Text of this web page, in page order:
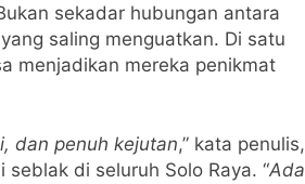
sekadar hubungan antara
saling menguatkan. Di satu
menjadikan mereka penikmat
dan penuh kejutan,” kata penulis,
di seluruh Solo Raya. “Ada